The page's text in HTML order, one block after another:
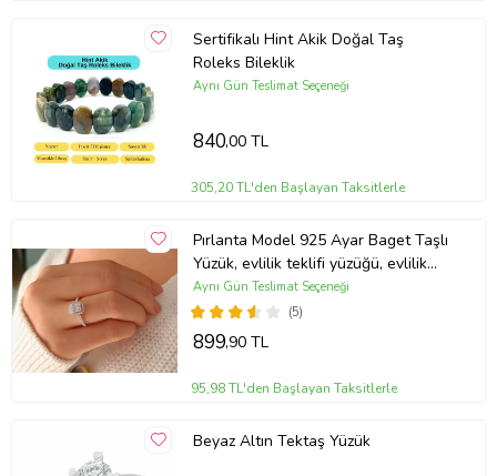
Sertifikalı Hint Akik Doğal Taş
Roleks Bileklik
Aynı Gün Teslimat Seçeneği
840,00 TL
305,20 TL'den Başlayan Taksitlerle
Pırlanta Model 925 Ayar Baget Taşlı
Yüzük, evlilik teklifi yüzüğü, evlilik
teklifi, teklif yüzüğü, altın yüzük,
hediye yüzük, evlenme yüzüğü,
evlenme teklifi yüzüğü
(5)
Aynı Gün Teslimat Seçeneği
899,90 TL
95,98 TL'den Başlayan Taksitlerle
Beyaz Altın Tektaş Yüzük